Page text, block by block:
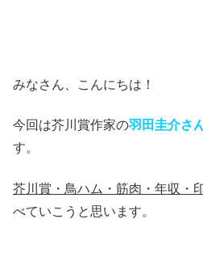
みなさん、こんにちは！
今回は芥川賞作家の羽田圭介さ
す。
芥川賞・鳥ハム・筋肉・年収・
べていこうと思います。